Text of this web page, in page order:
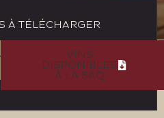
À TÉLÉCHARGER
VINS
DISPONIBLES
À LA SAQ